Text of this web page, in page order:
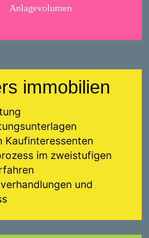
Anlagevolumen
immobilien
Kaufinteressenten
im zweistufigen
und